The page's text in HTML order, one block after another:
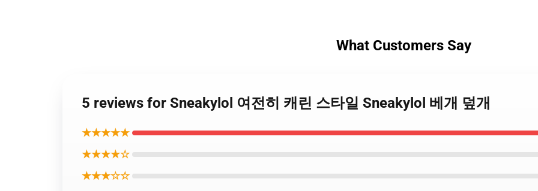
What Customers Say
5 reviews for Sneakylol 여전히 캐린 스타일 Sneakylol 베개 덮개
★★★★★
★★★★☆
★★★☆☆